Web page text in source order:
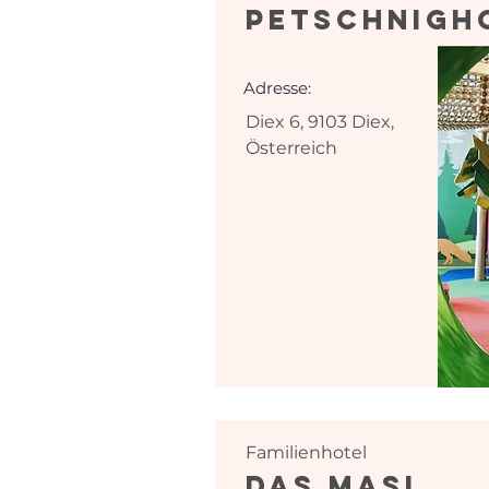
Diex 6, 9103 Diex,
Österreich
Adresse:
Familienhotel